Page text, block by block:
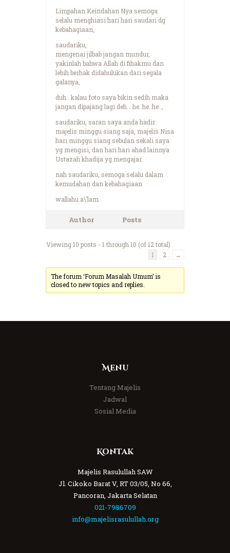
Limpahan Keindahan Nya semoga
selalu menghiasi hari hari saudari dg
kebahagiaan,
saudariku,
mengenai jilbab jangan mundur,
yakinlah bahwa Allah di fihakmu dan
lebih berhak didahulukan dari segala
galanya,
duh.. kalau foto saya bikin sedih maka
jangan dipajang lagi deh… he..he..he..,
saudariku, saran saya anda hadir
majelis minggu siang saja, majelis Nisa
hari minggu siang sebulan sekali saya
yg mengisi, dan hari hari ahad lainnya
Ustazah khadija yg mengajar.
nah saudariku, semoga selalu dalam
kemudahan dan kebahagiaan
wallahu a\’lam
Author Posts
Viewing 10 posts - 1 through 10 (of 12 total)
1
2 →
The forum ‘Forum Masalah Umum’ is
closed to new topics and replies.
Menu
Tentang Majelis
Jadwal
Sosial Media
Kontak
Majelis Rasulullah SAW
Jl. Cikoko Barat V, RT 03/05, No 66,
Pancoran, Jakarta Selatan
021-7986709
info@majelisrasulullah.org